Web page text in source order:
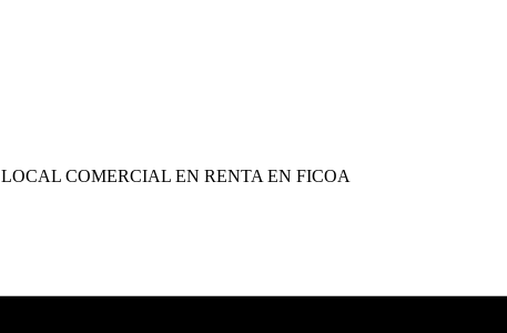
LOCAL COMERCIAL EN RENTA EN FICOA